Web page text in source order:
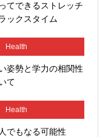
てできるストレッチ
ックスタイム
Health
姿勢と学力の相関性
て
Health
でもなる可能性